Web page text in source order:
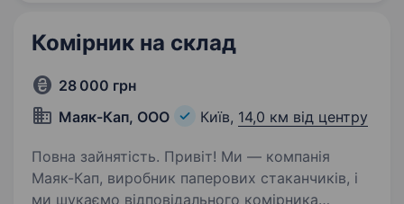
Комірник на склад
28 000 грн
Маяк-Кап, ООО
Київ, 14,0 км від центру
Повна зайнятість. Привіт! Ми — компанія
Маяк-Кап, виробник паперових стаканчиків, і
ми шукаємо відповідального комірника